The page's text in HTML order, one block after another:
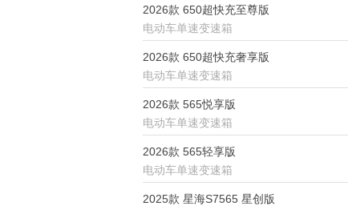
2026款 650超快充至尊版
电动车单速变速箱
2026款 650超快充奢享版
电动车单速变速箱
2026款 565悦享版
电动车单速变速箱
2026款 565轻享版
电动车单速变速箱
2025款 星海S7565 星创版